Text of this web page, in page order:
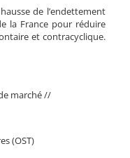
de l’endettement
la France pour réduire
et contracyclique.
marché //
(OST)